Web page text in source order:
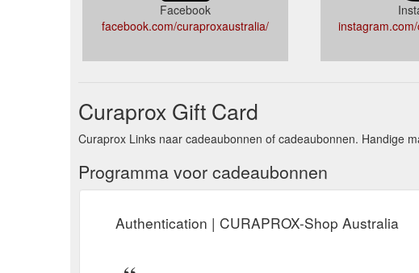
Facebook
facebook.com/curaproxaustralia/
Curaprox Gift Card
Curaprox Links naar cadeaubonnen of cadeaubonnen. Handige
Programma voor cadeaubonnen
Authentication | CURAPROX-Shop Australia